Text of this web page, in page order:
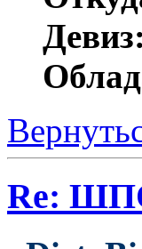
Девиз:
Re: